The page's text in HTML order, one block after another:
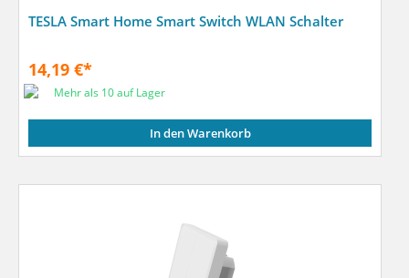
TESLA Smart Home Smart Switch WLAN Schalter
14,19 €*
Mehr als 10 auf Lager
In den Warenkorb